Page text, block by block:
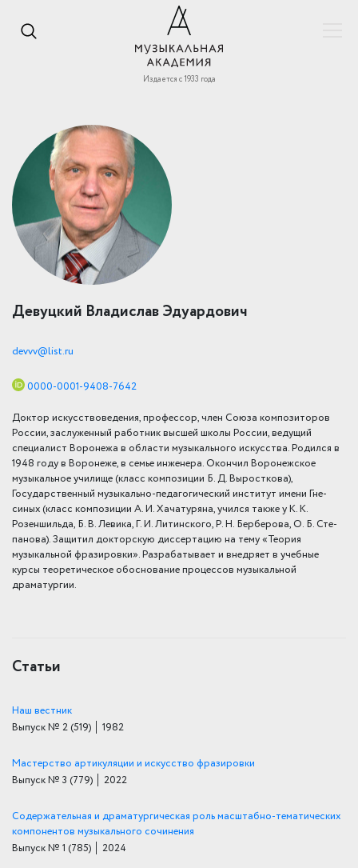
Издается с 1933 года
Девуцкий Владислав Эдуардович
devvv@list.ru
0000-0001-9408-7642
Доктор искусствоведения, профессор, член Союза композиторов
России, заслуженный работник высшей школы России, ведущий
специалист Воронежа в области музыкального искусства. Родился в
1948 году в Воронеже, в семье инженера. Окончил Воронежское
музыкальное училище (класс композиции Б. Д. Вы­росткова),
Государственный музыкально-пе­да­го­гический институт имени Гне­
синых (класс композиции А. И. Хачатуряна, учился также у К. К.
Розеншильда, Б. В. Левика, Г. И. Ли­тин­ского, Р. Н. Берберова, О. Б. Сте­
па­нова). Защитил докторскую диссертацию на тему «Теория
музыкальной фразировки». Разрабатывает и внедряет в учебные
курсы теоретическое обоснование процессов музыкальной
драматургии.
Статьи
Наш вестник
Выпуск № 2 (519) │ 1982
Мастерство артикуляции и искусство фразировки
Выпуск № 3 (779) │ 2022
Содержательная и драматургическая роль масштабно-тематических
компонентов музыкального сочинения
Выпуск № 1 (785) │ 2024